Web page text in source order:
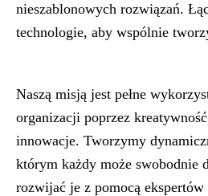
nieszablonowych rozwiązań.
technologie, aby wspólnie
Naszą misją jest pełne
organizacji poprzez
innowacje. Tworzymy
którym każdy może swobodnie
rozwijać je z pomocą